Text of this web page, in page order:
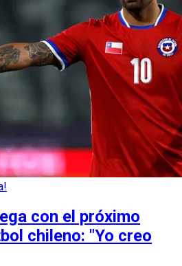
con el próximo
chileno: "Yo creo